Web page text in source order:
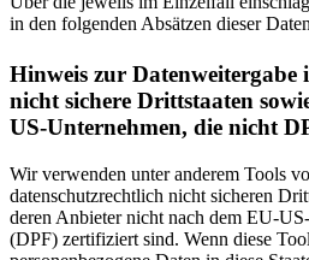
in den folgenden Absätzen dieser
Hinweis zur Datenweitergabe
nicht sichere Drittstaaten
US-Unternehmen, die nicht
Wir verwenden unter anderem Tools
datenschutzrechtlich nicht sicheren
deren Anbieter nicht nach dem EU-
(DPF) zertifiziert sind. Wenn diese